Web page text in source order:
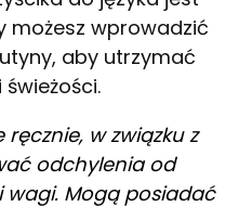
możesz wprowadzić
aby utrzymać
w związku z
odchylenia od
Mogą posiadać